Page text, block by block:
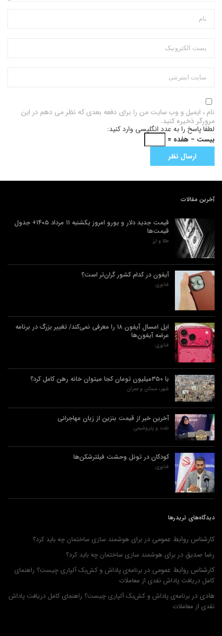
نام ، ایمیل و وب سایت من را برای دفعه بعدی که نظر می دهم در این
مرورگر ذخیره کنید.
لطفا پاسخ را به عدد انگلیسی وارد کنید:
بیست − هفده =
آخرین مقالات
قیمت جدید دلار و یورو امروز یکشنبه ۱۱ مرداد ۱۴۰۵+ جدول
قیمت‌ها
طلا و ارز
آیفون در کدام کشور گران‌تر است؟
فناوری
اپل امسال آیفون ۱۸ را معرفی نمی‌کند/ تغییر بزرگ در برنامه
عرضه آیفون‌ها
فناوری
با ۳۵۰میلیون تومان کجا میتوان خانه رهن کامل کرد؟
شهر، مسکن و عمران
آخرین خبر از قیمت بنزین از زبان مهاجرانی
نفت و پتروشیمی
کودکان در تونل وحشت فیلترشکن‌ها
فناوری
دیدگاه‌های تریدرها
کارشناس روابط عمومی در برای هوشمند سازی ساختمان چه باید کرد؟
رضا صدیق در برای هوشمند سازی ساختمان چه باید کرد؟
کارشناس روابط عمومی در برنامه‌ی پاداش و کش‌بک آلپاری چیست؟ راهنمای
کامل دریافت پاداش نقدی از معاملات
هادی در برنامه‌ی پاداش و کش‌بک آلپاری چیست؟ راهنمای کامل دریافت پاداش
نقدی از معاملات